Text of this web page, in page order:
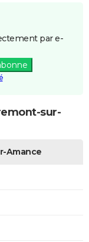
par e-
sur-
Amance